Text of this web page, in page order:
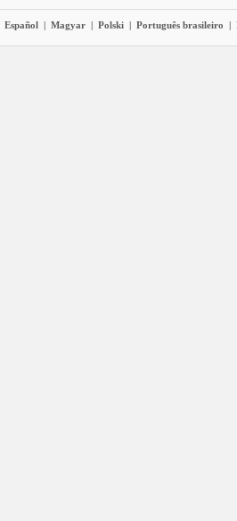
Español | Magyar | Polski | Português brasileiro |